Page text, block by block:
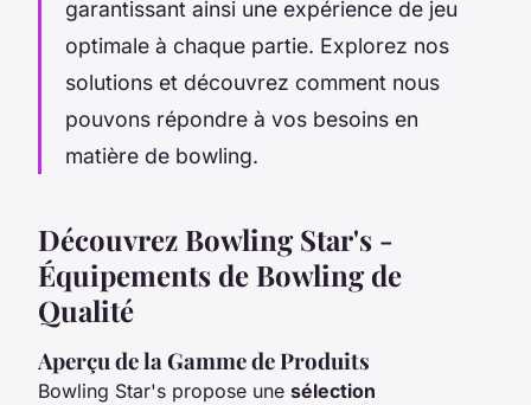
garantissant ainsi une expérience de jeu
optimale à chaque partie. Explorez nos
solutions et découvrez comment nous
pouvons répondre à vos besoins en
matière de bowling.
Découvrez Bowling Star's -
Équipements de Bowling de
Qualité
Aperçu de la Gamme de Produits
Bowling Star's propose une sélection